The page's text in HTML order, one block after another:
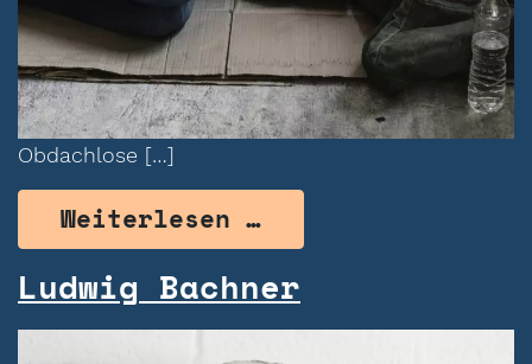
Obdachlose […]
Weiterlesen …from Maria Terzić
Ludwig Bachner